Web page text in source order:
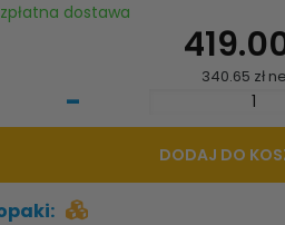
dostawa
340.65 zł
-
DODAJ DO